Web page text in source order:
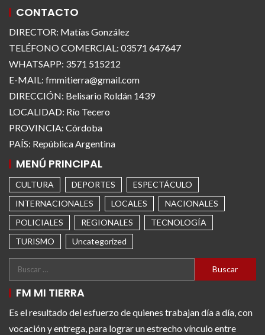
CONTACTO
DIRECTOR: Matías González
TELÉFONO COMERCIAL: 03571 647647
WHATSAPP: 3571 515212
E-MAIL: fmmitierra@gmail.com
DIRECCIÓN: Belisario Roldán 1439
LOCALIDAD: Río Tecero
PROVINCIA: Córdoba
PAÍS: República Argentina
MENÚ PRINCIPAL
CULTURA DEPORTES
ESPECTÁCULO
INTERNACIONALES
LOCALES
NACIONALES
POLICIALES
REGIONALES
TECNOLOGÍA
TURISMO
Uncategorized
FM MI TIERRA
Es el resultado del esfuerzo de quienes trabajan día a día, con
vocación y entrega, para lograr un estrecho vínculo entre